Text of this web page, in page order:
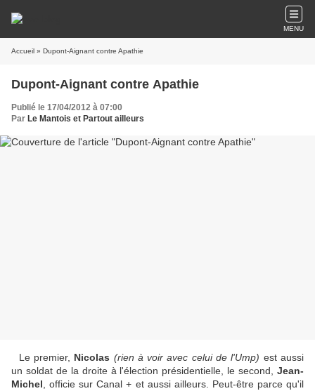
MENU
Accueil » Dupont-Aignant contre Apathie
Dupont-Aignant contre Apathie
Publié le 17/04/2012 à 07:00
Par Le Mantois et Partout ailleurs
Le premier, Nicolas (rien à voir avec celui de l'Ump) est aussi
un soldat de la droite à l'élection présidentielle, le second, Jean-
Michel , officie sur Canal + et aussi ailleurs. Peut-être parce qu'il